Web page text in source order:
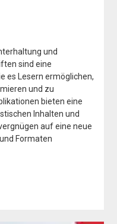
und
sind eine
es Lesern ermöglichen,
und zu
bieten eine
Inhalten und
auf eine neue
Formaten